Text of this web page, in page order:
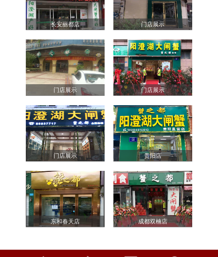
长安丽都店 门店展示
门店展示 门店展示
门店展示 贵阳店
东和春天店 成都双楠店